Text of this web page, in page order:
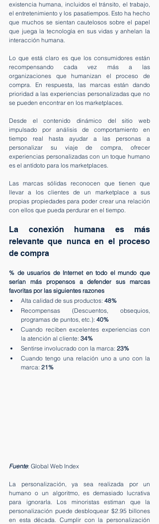
existencia humana, incluidos el tránsito, el trabajo,
el entretenimiento y los pasatiempos. Esto ha hecho
que muchos se sientan cautelosos sobre el papel
que juega la tecnología en sus vidas y anhelan la
interacción humana.
Lo que está claro es que los consumidores están
recompensando cada vez más a las
organizaciones que humanizan el proceso de
compra. En respuesta, las marcas están dando
prioridad a las experiencias personalizadas que no
se pueden encontrar en los marketplaces.
Desde el contenido dinámico del sitio web
impulsado por análisis de comportamiento en
tiempo real hasta ayudar a las personas a
personalizar su viaje de compra, ofrecer
experiencias personalizadas con un toque humano
es el antídoto para los marketplaces.
Las marcas sólidas reconocen que tienen que
llevar a los clientes de un marketplace a sus
propias propiedades para poder crear una relación
con ellos que pueda perdurar en el tiempo.
La conexión humana es más
relevante que nunca en el proceso
de compra
% de usuarios de Internet en todo el mundo que
serían más propensos a defender sus marcas
favoritas por las siguientes razones
Alta calidad de sus productos: 48%
Recompensas (Descuentos, obsequios,
programas de puntos, etc.): 40%
Cuando reciben excelentes experiencias con
la atención al cliente: 34%
Sentirse involucrado con la marca: 23%
Cuando tengo una relación uno a uno con la
marca: 21%
Fuente: Global Web Index
La personalización, ya sea realizada por un
humano o un algoritmo, es demasiado lucrativa
para ignorarla. Los minoristas estiman que la
personalización puede desbloquear $2.95 billones
en esta década. Cumplir con la personalización